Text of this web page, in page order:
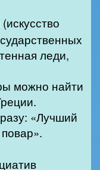
леди,
можно найти
«Лучший